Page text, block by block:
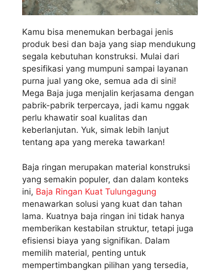
Kamu bisa menemukan berbagai jenis
produk besi dan baja yang siap mendukung
segala kebutuhan konstruksi. Mulai dari
spesifikasi yang mumpuni sampai layanan
purna jual yang oke, semua ada di sini!
Mega Baja juga menjalin kerjasama dengan
pabrik-pabrik terpercaya, jadi kamu nggak
perlu khawatir soal kualitas dan
keberlanjutan. Yuk, simak lebih lanjut
tentang apa yang mereka tawarkan!
Baja ringan merupakan material konstruksi
yang semakin populer, dan dalam konteks
ini, Baja Ringan Kuat Tulungagung
menawarkan solusi yang kuat dan tahan
lama. Kuatnya baja ringan ini tidak hanya
memberikan kestabilan struktur, tetapi juga
efisiensi biaya yang signifikan. Dalam
memilih material, penting untuk
mempertimbangkan pilihan yang tersedia,